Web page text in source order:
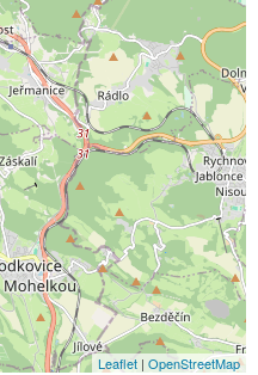
Leaflet | OpenStreetMap